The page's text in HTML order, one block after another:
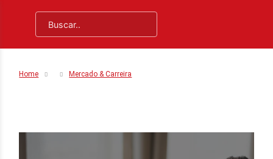
Home Mercado & Carreira